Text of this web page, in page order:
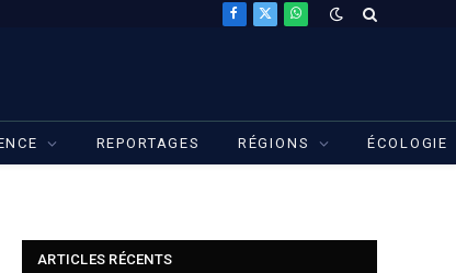
Facebook
X
WhatsApp
REPORTAGES RÉGIONS ÉCOLOGIE
ARTICLES RÉCENTS